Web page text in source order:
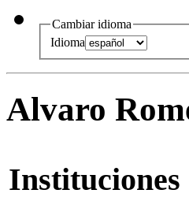
Cambiar idioma
Idioma
Alvaro
Instituciones